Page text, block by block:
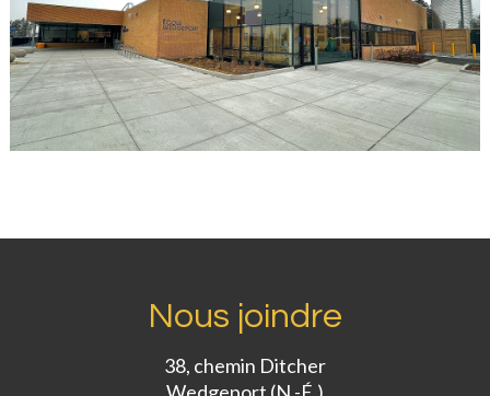
Nous joindre
38, chemin Ditcher